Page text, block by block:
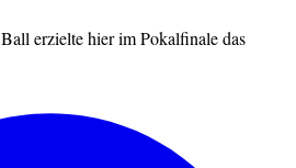
erzielte hier im Pokalfinale das